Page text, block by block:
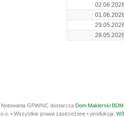
Notowania GPW/NC dostarcza Dom Maklerski
• Wszystkie prawa zastrzeżone • produkcja: